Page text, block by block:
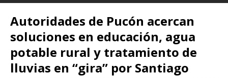
Autoridades de Pucón acercan
soluciones en educación, agua
potable rural y tratamiento de
lluvias en “gira” por Santiago